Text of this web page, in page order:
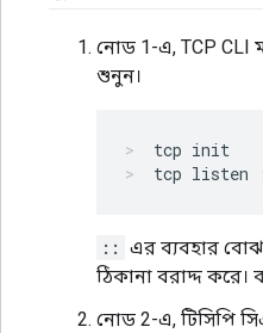
নোড 1-এ, TCP CLI
শুনুন।
tcp init
tcp listen
:: এর ব্যবহার
ঠিকানা বরাদ্দ করে।
নোড 2-এ, টিসিপি